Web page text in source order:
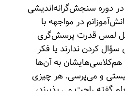
دوره سنجش‌گرانه‌اندیشی
در مواجهه با
لمس قدرت پرسش‌گری
سؤال کردن ندارند یا فکر
به آن‌ها
و می‌پرسی. هر چیزی